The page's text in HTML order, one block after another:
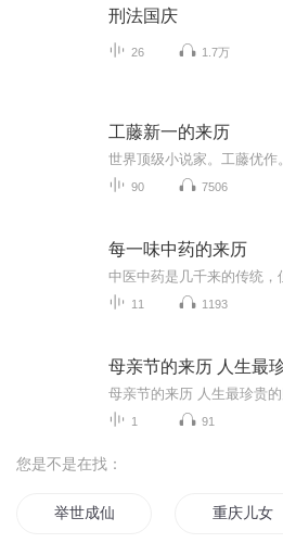
刑法国庆
26 1.7万
工藤新一的来历
90 7506
每一味中药的来历
11 1193
母亲节的来历 人生最
1 91
您是不是在找：
举世成仙 重庆儿女